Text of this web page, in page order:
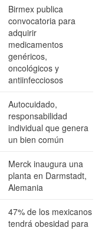
Birmex publica
convocatoria para
adquirir
medicamentos
genéricos,
oncológicos y
antiinfecciosos
Autocuidado,
responsabilidad
individual que genera
un bien común
Merck inaugura una
planta en Darmstadt,
Alemania
47% de los mexicanos
tendrá obesidad para